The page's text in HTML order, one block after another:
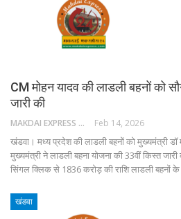
CM मोहन यादव की लाडली बहनों को
जारी की
MAKDAI EXPRESS 24 Feb 14, 2026
खंडवा। मध्य प्रदेश की लाडली बहनों को मुख्यमंत्री डॉ
मुख्यमंत्री ने लाडली बहना योजना की 33वीं किस्त
सिंगल क्लिक से 1836 करोड़ की राशि लाडली बहनों
खंडवा